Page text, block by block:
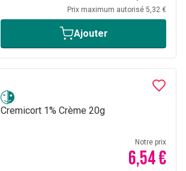
Prix maximum autorisé 5,32 €
Ajouter
Cremicort 1% Crème 20g
Notre prix
6,54 €